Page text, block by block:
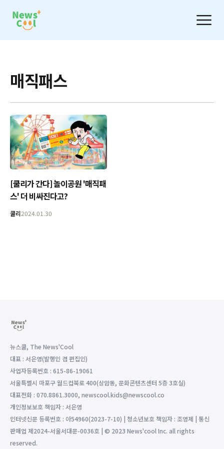
매직패스
[쿨리가 간다] 놀이공원 '매직패
스' 더 비싸진다고?
쿨리2024.01.30
뉴스쿨, The News'Cool
대표 : 서은영(발행인 겸 편집인)
사업자등록번호 : 615-86-19061
서울특별시 마포구 월드컵북로 400(상암동, 문화콘텐츠센터 5층 3호실)
대표전화 : 070.8861.3000, newscool.kids@newscool.co
개인정보보호 책임자 : 서은영
인터넷신문 등록번호 : 아54960(2023-7-10) | 청소년보호 책임자 : 조영제 | 통신
판매업 제2024-서울서대문-0036호 | © 2023 News'cool Inc. all rights
reserved.